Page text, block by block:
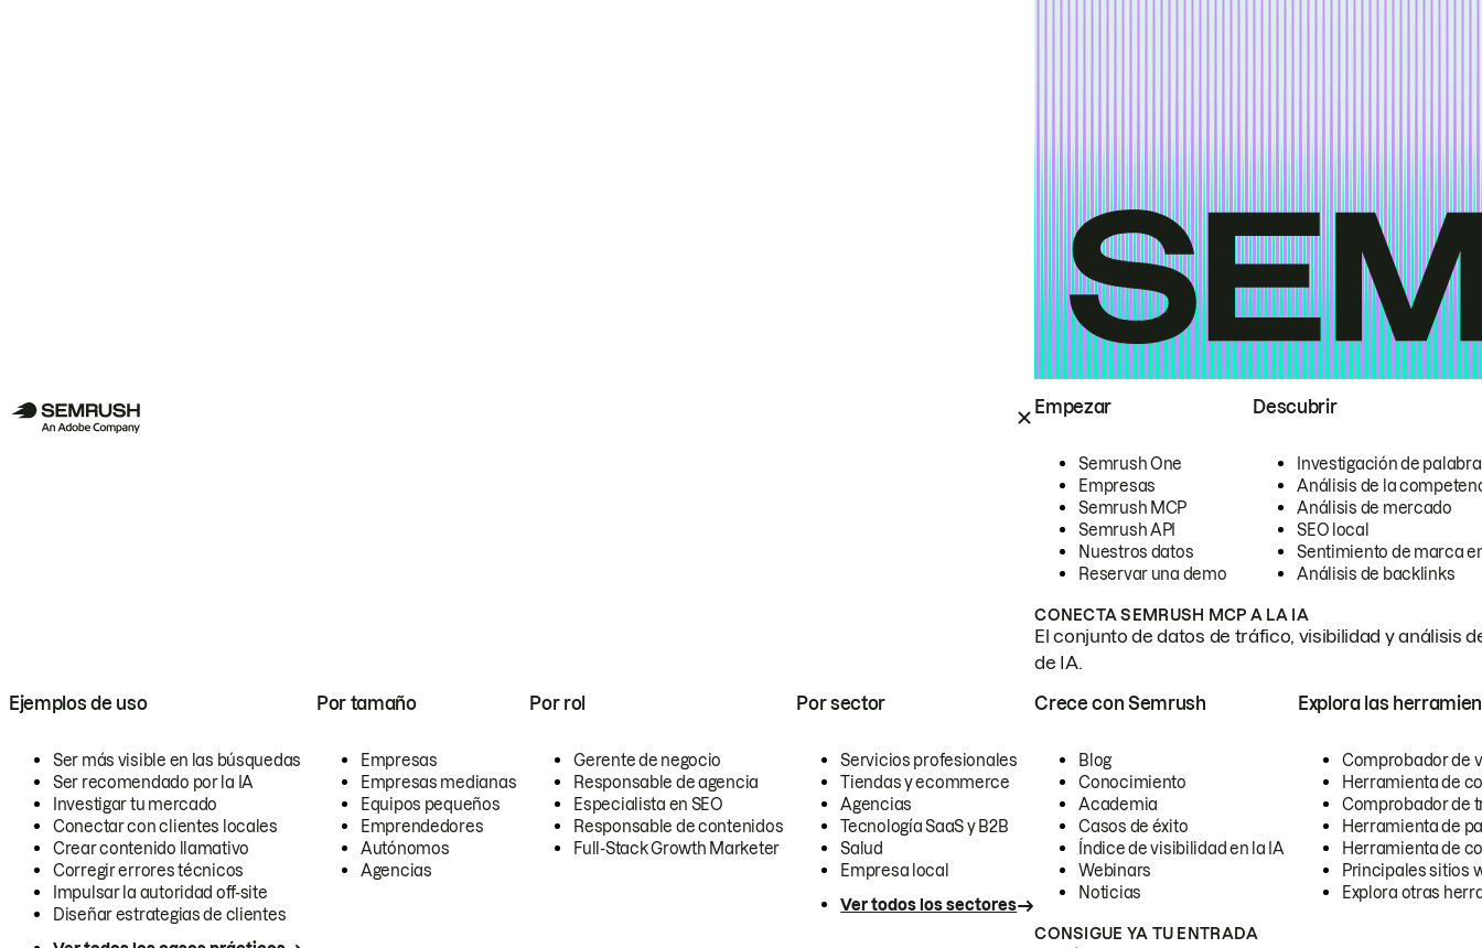
Empezar
Semrush One
Empresas
Semrush MCP
Semrush API
Nuestros datos
Reservar una demo
Descubrir
Investigación de
Análisis de la
Análisis de mercado
SEO local
Sentimiento de marca
Análisis de backlinks
CONECTA SEMRUSH MCP A LA IA
El conjunto de datos de tráfico, visibilidad y análisis
de IA.
Ejemplos de uso
Ser más visible en las búsquedas
Ser recomendado por la IA
Investigar tu mercado
Conectar con clientes locales
Crear contenido llamativo
Corregir errores técnicos
Impulsar la autoridad off-site
Diseñar estrategias de clientes
Por tamaño
Empresas
Empresas medianas
Equipos pequeños
Emprendedores
Autónomos
Agencias
Por rol
Gerente de negocio
Responsable de agencia
Especialista en SEO
Responsable de contenidos
Full-Stack Growth Marketer
Por sector
Servicios profesionales
Tiendas y ecommerce
Agencias
Tecnología SaaS y B2B
Salud
Empresa local
Ver todos los sectores
Crece con Semrush
Blog
Conocimiento
Academia
Casos de éxito
Índice de visibilidad en la IA
Webinars
Noticias
Explora las
Comprobador de
Herramienta de
Comprobador de
Herramienta de
Herramienta de
Principales sitios
Explora otras
CONSIGUE YA TU ENTRADA